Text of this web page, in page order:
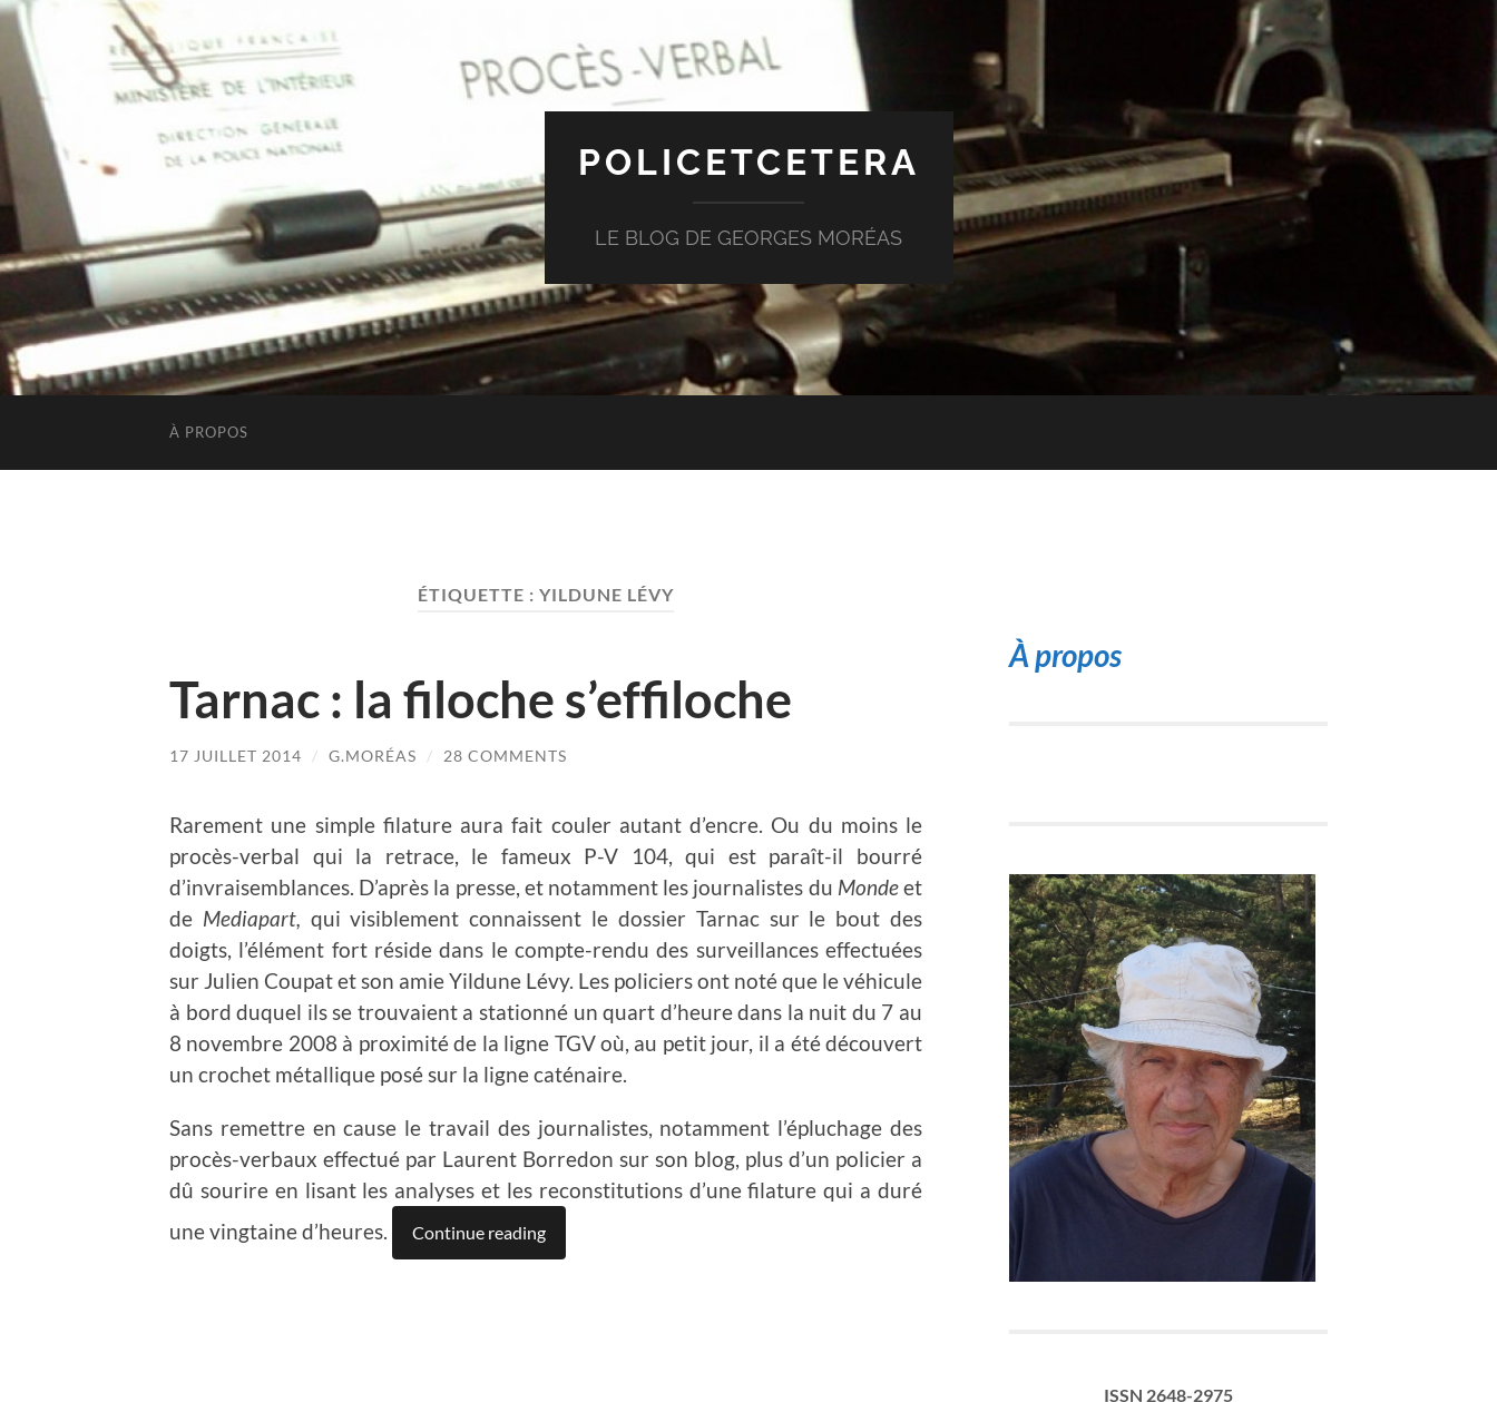
POLICETCETERA
LE BLOG DE GEORGES MORÉAS
À PROPOS
ÉTIQUETTE : YILDUNE LÉVY
Tarnac : la filoche s’effiloche
17 JUILLET 2014 / G.MORÉAS / 28 COMMENTS
Rarement une simple filature aura fait couler autant d’encre. Ou du moins le
procès-verbal qui la retrace, le fameux P-V 104, qui est paraît-il bourré
d’invraisemblances. D’après la presse, et notamment les journalistes du Mondeet
de Mediapart, qui visiblement connaissent le dossier Tarnac sur le bout des
doigts, l’élément fort réside dans le compte-rendu des surveillances effectuées
sur Julien Coupat et son amie Yildune Lévy. Les policiers ont noté que le véhicule
à bord duquel ils se trouvaient a stationné un quart d’heure dans la nuit du 7 au
8 novembre 2008 à proximité de la ligne TGV où, au petit jour, il a été découvert
un crochet métallique posé sur la ligne caténaire.
Sans remettre en cause le travail des journalistes, notamment l’épluchage des
procès-verbaux effectué par Laurent Borredon sur son blog, plus d’un policier a
dû sourire en lisant les analyses et les reconstitutions d’une filature qui a duré
une vingtaine d’heures.
Continue reading
À propos
ISSN 2648-2975